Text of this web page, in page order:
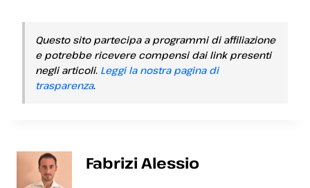
Questo sito partecipa a programmi di affiliazione
e potrebbe ricevere compensi dai link presenti
negli articoli. Leggi la nostra pagina di
trasparenza.
Fabrizi Alessio